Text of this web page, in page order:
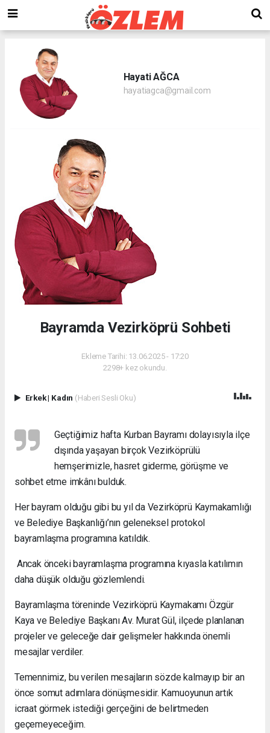
Hayati AĞCA
hayatiagca@gmail.com
Bayramda Vezirköprü Sohbeti
Ekleme Tarihi: 13.06.2025 - 17:20
2298+ kez okundu.
Erkek| Kadın (Haberi Sesli Oku)
Geçtiğimiz hafta Kurban Bayramı dolayısıyla ilçe
dışında yaşayan birçok Vezirköprülü
hemşerimizle, hasret giderme, görüşme ve
sohbet etme imkânı bulduk.
Her bayram olduğu gibi bu yıl da Vezirköprü Kaymakamlığı
ve Belediye Başkanlığı’nın geleneksel protokol
bayramlaşma programına katıldık.
Ancak önceki bayramlaşma programına kıyasla katılımın
daha düşük olduğu gözlemlendi.
Bayramlaşma töreninde Vezirköprü Kaymakamı Özgür
Kaya ve Belediye Başkanı Av. Murat Gül, ilçede planlanan
projeler ve geleceğe dair gelişmeler hakkında önemli
mesajlar verdiler.
Temennimiz, bu verilen mesajların sözde kalmayıp bir an
önce somut adımlara dönüşmesidir. Kamuoyunun artık
icraat görmek istediği gerçeğini de belirtmeden
geçemeyeceğim.